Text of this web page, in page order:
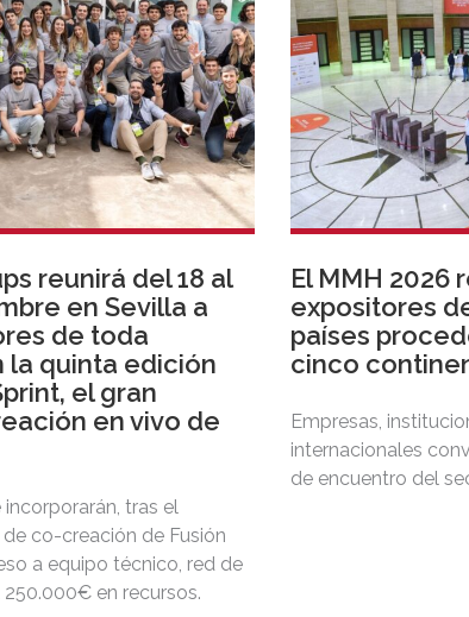
reunirá del 18 al
en Sevilla a
de toda
la quinta edición
el gran
en vivo de
tras el
co-creación de Fusión
a equipo técnico, red de
en recursos.
El MMH 2026
expositores
países
cinco
Empresas,
internacionales
de encuentro del